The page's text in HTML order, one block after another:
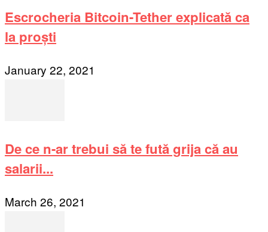
Escrocheria Bitcoin-Tether explicată ca
la proști
January 22, 2021
De ce n-ar trebui să te fută grija că au
salarii...
March 26, 2021